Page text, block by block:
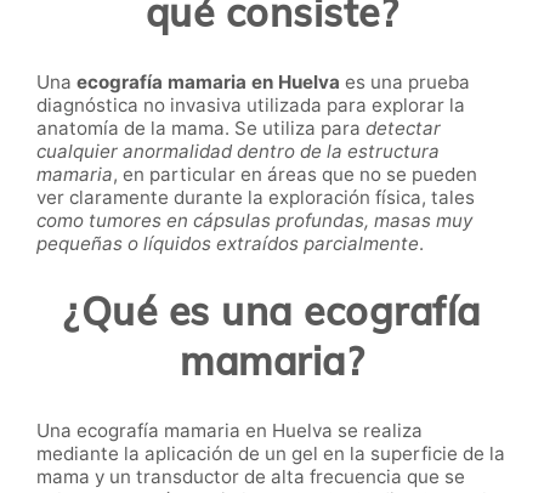
qué consiste?
Una ecografía mamaria en Huelva es una prueba
diagnóstica no invasiva utilizada para explorar la
anatomía de la mama. Se utiliza para detectar
cualquier anormalidad dentro de la estructura
mamaria, en particular en áreas que no se pueden
ver claramente durante la exploración física, tales
como tumores en cápsulas profundas, masas muy
pequeñas o líquidos extraídos parcialmente.
¿Qué es una ecografía
mamaria?
Una ecografía mamaria en Huelva se realiza
mediante la aplicación de un gel en la superficie de la
mama y un transductor de alta frecuencia que se